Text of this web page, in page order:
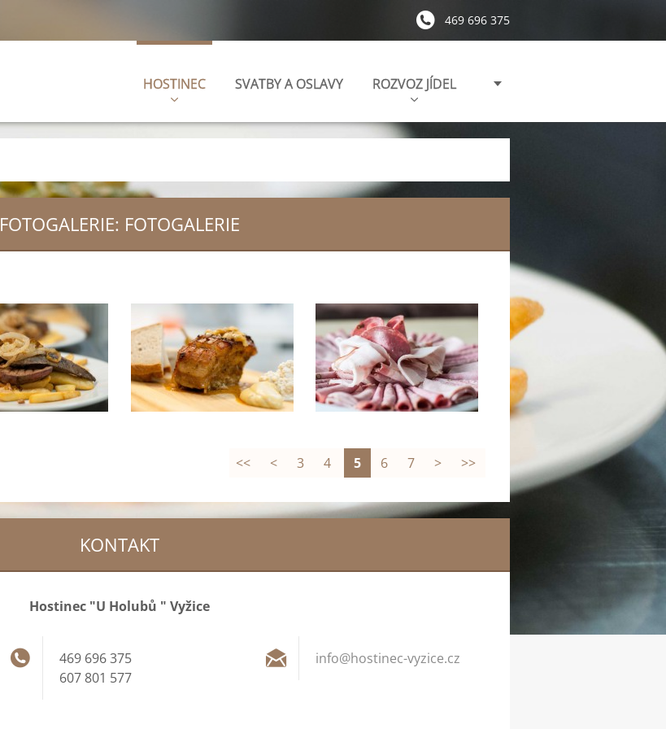
469 696 375
HOSTINEC SVATBY A OSLAVY ROZVOZ JÍDEL
FOTOGALERIE: FOTOGALERIE
<< < 3 4 5 6 7 > >>
KONTAKT
Hostinec "U Holubů " Vyžice
469 696 375
607 801 577
info@hostinec-vyzice.cz